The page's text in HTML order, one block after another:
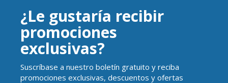
¿Le gustaría recibir
promociones
exclusivas?
Suscríbase a nuestro boletín gratuito y reciba
promociones exclusivas, descuentos y ofertas